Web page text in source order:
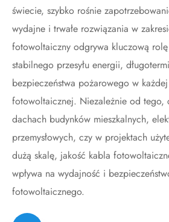
świecie, szybko rośnie
wydajne i trwałe rozwiązania w
fotowoltaiczny odgrywa kluczową
stabilnego przesyłu energii,
bezpieczeństwa pożarowego w
fotowoltaicznej. Niezależnie od tego,
dachach budynków mieszkalnych,
przemysłowych, czy w projektach
dużą skalę, jakość kabla
wpływa na wydajność i
fotowoltaicznego.